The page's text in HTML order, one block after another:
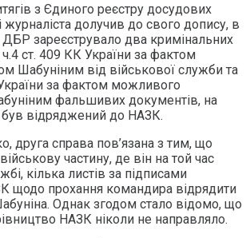
з Єдиного реєстру досудових
журналіста долучив до свого допису, в
ДБР зареєструвало два кримінальних
ст. 409 КК України за фактом
Шабуніним від військової служби та
за фактом можливого
фальшивих документів, на
був відряджений до НАЗК.
друга справа пов’язана з тим, що
частину, де він на той час
кілька листів за підписами
щодо прохання командира відрядити
Однак згодом стало відомо, що
НАЗК ніколи не направляло.